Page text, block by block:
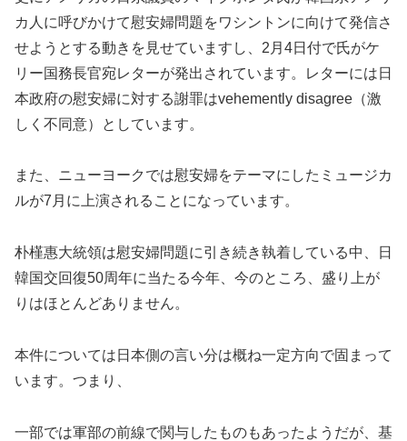
カ人に呼びかけて慰安婦問題をワシントンに向けて発信さ
せようとする動きを見せていますし、2月4日付で氏がケ
リー国務長官宛レターが発出されています。レターには日
本政府の慰安婦に対する謝罪はvehemently disagree（激
しく不同意）としています。
また、ニューヨークでは慰安婦をテーマにしたミュージカ
ルが7月に上演されることになっています。
朴槿惠大統領は慰安婦問題に引き続き執着している中、日
韓国交回復50周年に当たる今年、今のところ、盛り上が
りはほとんどありません。
本件については日本側の言い分は概ね一定方向で固まって
います。つまり、
一部では軍部の前線で関与したものもあったようだが、基